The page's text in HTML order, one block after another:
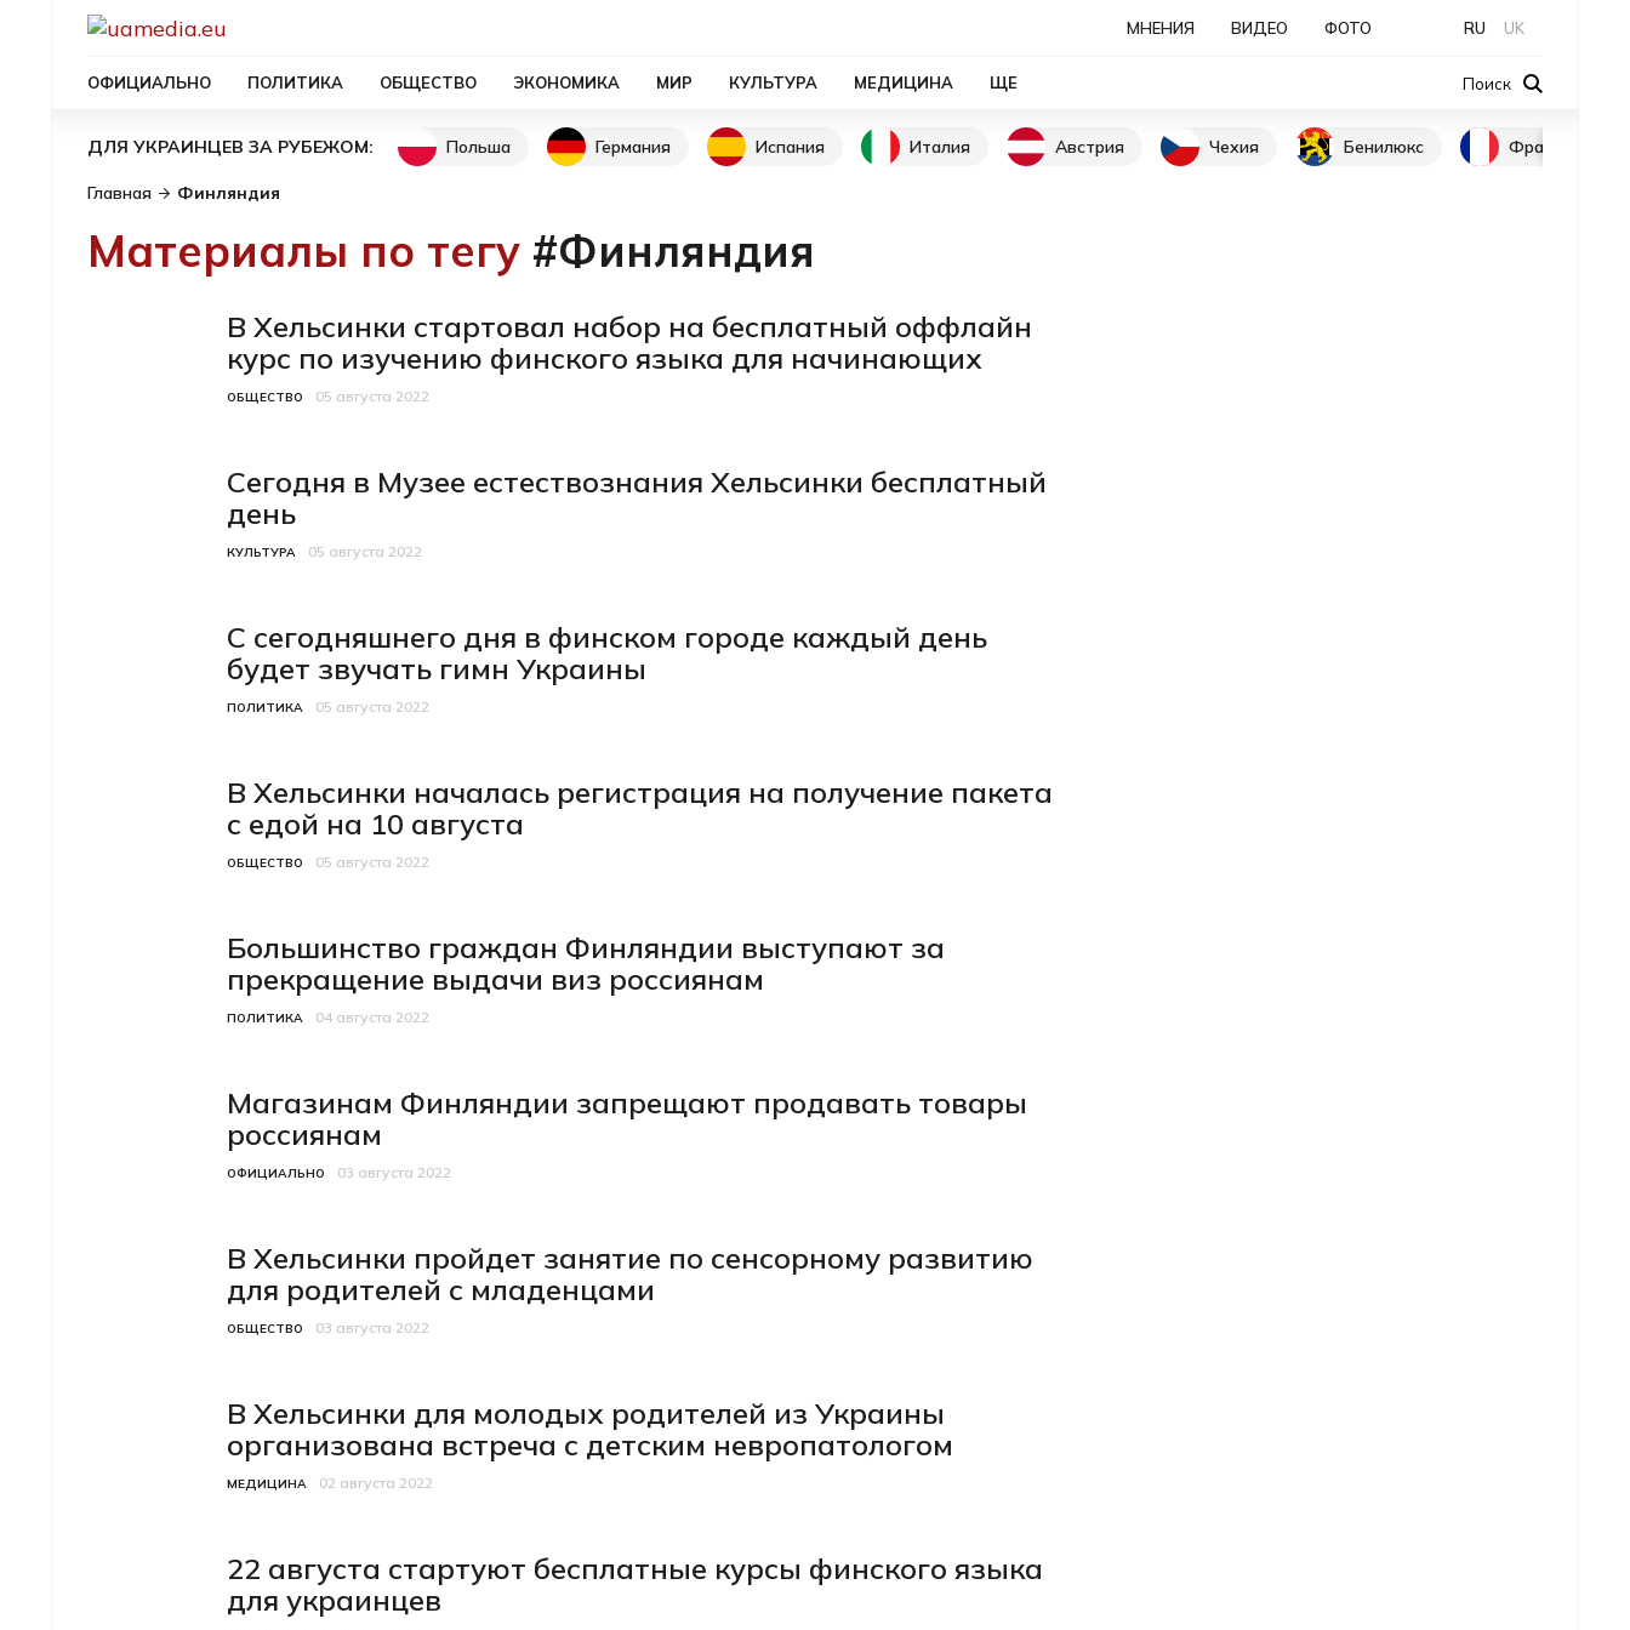
МНЕНИЯ ВИДЕО ФОТО
ОФИЦИАЛЬНО ПОЛИТИКА ОБЩЕСТВО ЭКОНОМИКА МИР КУЛЬТУРА МЕДИЦИНА ЩЕ
RU UK
Поиск
ДЛЯ УКРАИНЦЕВ ЗА РУБЕЖОМ: Польша Германия Испания Италия Австрия Чехия Бенилюкс Франция
Главная Финляндия
Материалы по тегу #Финляндия
В Хельсинки стартовал набор на бесплатный оффлайн
курс по изучению финского языка для начинающих
Категория
ОБЩЕСТВО
Дата публикации
05 августа 2022
Сегодня в Музее естествознания Хельсинки бесплатный
день
Категория
КУЛЬТУРА
Дата публикации
05 августа 2022
С сегодняшнего дня в финском городе каждый день
будет звучать гимн Украины
Категория
ПОЛИТИКА
Дата публикации
05 августа 2022
В Хельсинки началась регистрация на получение пакета
с едой на 10 августа
Категория
ОБЩЕСТВО
Дата публикации
05 августа 2022
Большинство граждан Финляндии выступают за
прекращение выдачи виз россиянам
Категория
ПОЛИТИКА
Дата публикации
04 августа 2022
Магазинам Финляндии запрещают продавать товары
россиянам
Категория
ОФИЦИАЛЬНО
Дата публикации
03 августа 2022
В Хельсинки пройдет занятие по сенсорному развитию
для родителей с младенцами
Категория
ОБЩЕСТВО
Дата публикации
03 августа 2022
В Хельсинки для молодых родителей из Украины
организована встреча с детским невропатологом
Категория
МЕДИЦИНА
Дата публикации
02 августа 2022
22 августа стартуют бесплатные курсы финского языка
для украинцев